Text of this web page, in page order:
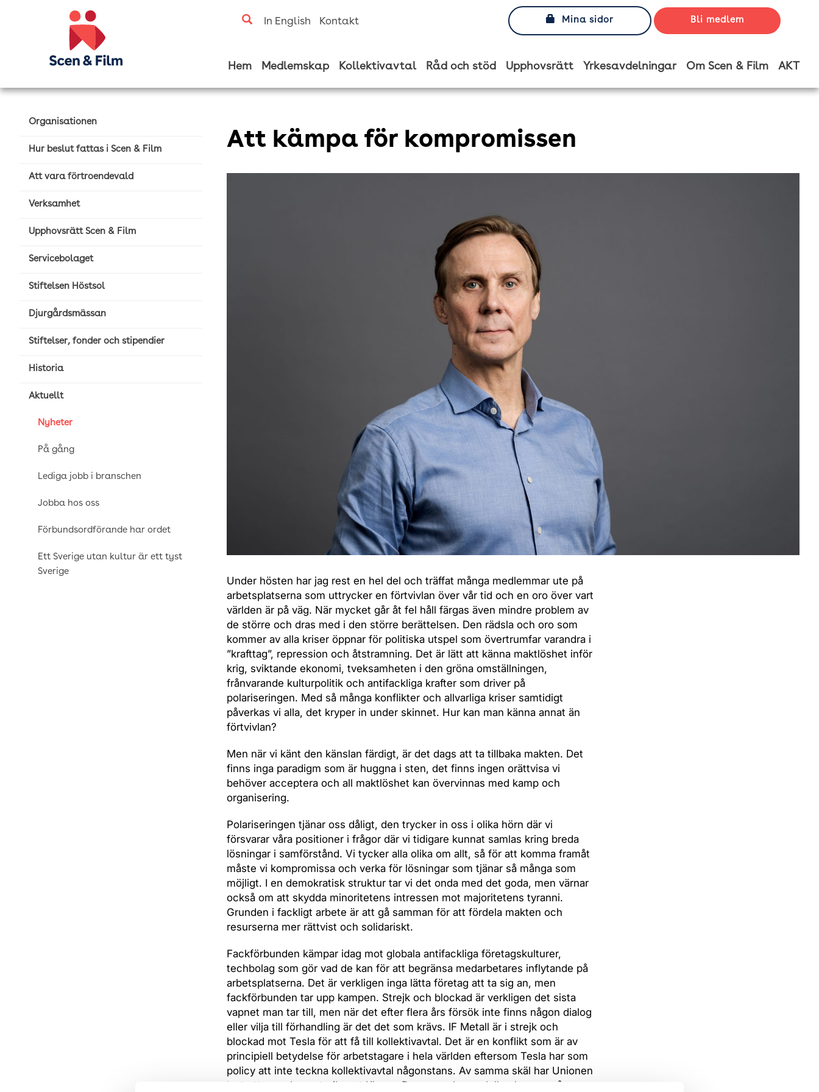
In English Kontakt Mina sidor Bli medlem
Hem Medlemskap Kollektivavtal Råd och stöd Upphovsrätt Yrkesavdelningar Om Scen & Film AKT
Organisationen
Hur beslut fattas i Scen & Film
Att vara förtroendevald
Verksamhet
Upphovsrätt Scen & Film
Servicebolaget
Stiftelsen Höstsol
Djurgårdsmässan
Stiftelser, fonder och stipendier
Historia
Aktuellt
Nyheter
På gång
Lediga jobb i branschen
Jobba hos oss
Förbundsordförande har ordet
Ett Sverige utan kultur är ett tyst
Sverige
Att kämpa för kompromissen
Under hösten har jag rest en hel del och träffat många medlemmar ute på
arbetsplatserna som uttrycker en förtvivlan över vår tid och en oro över vart
världen är på väg. När mycket går åt fel håll färgas även mindre problem av
de större och dras med i den större berättelsen. Den rädsla och oro som
kommer av alla kriser öppnar för politiska utspel som övertrumfar varandra i
”krafttag”, repression och åtstramning. Det är lätt att känna maktlöshet inför
krig, sviktande ekonomi, tveksamheten i den gröna omställningen,
frånvarande kulturpolitik och antifackliga krafter som driver på
polariseringen. Med så många konflikter och allvarliga kriser samtidigt
påverkas vi alla, det kryper in under skinnet. Hur kan man känna annat än
förtvivlan?
Men när vi känt den känslan färdigt, är det dags att ta tillbaka makten. Det
finns inga paradigm som är huggna i sten, det finns ingen orättvisa vi
behöver acceptera och all maktlöshet kan övervinnas med kamp och
organisering.
Polariseringen tjänar oss dåligt, den trycker in oss i olika hörn där vi
försvarar våra positioner i frågor där vi tidigare kunnat samlas kring breda
lösningar i samförstånd. Vi tycker alla olika om allt, så för att komma framåt
måste vi kompromissa och verka för lösningar som tjänar så många som
möjligt. I en demokratisk struktur tar vi det onda med det goda, men värnar
också om att skydda minoritetens intressen mot majoritetens tyranni.
Grunden i fackligt arbete är att gå samman för att fördela makten och
resurserna mer rättvist och solidariskt.
Fackförbunden kämpar idag mot globala antifackliga företagskulturer,
techbolag som gör vad de kan för att begränsa medarbetares inflytande på
arbetsplatserna. Det är verkligen inga lätta företag att ta sig an, men
fackförbunden tar upp kampen. Strejk och blockad är verkligen det sista
vapnet man tar till, men när det efter flera års försök inte finns någon dialog
eller vilja till förhandling är det det som krävs. IF Metall är i strejk och
blockad mot Tesla för att få till kollektivavtal. Det är en konflikt som är av
principiell betydelse för arbetstagare i hela världen eftersom Tesla har som
policy att inte teckna kollektivavtal någonstans. Av samma skäl har Unionen
lagt ett varsel om strejk mot Klarna. Den svenska modellen bygger på